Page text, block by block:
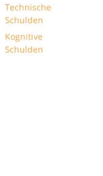
Technische
Schulden
Kognitive
Schulden